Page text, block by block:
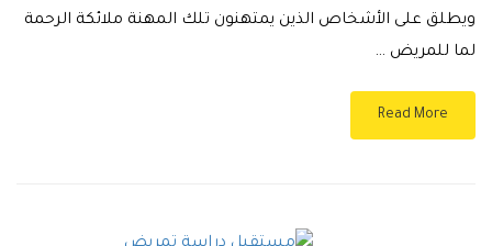
ويطلق على الأشخاص الذين يمتهنون تلك المهنة ملائكة الرحمة
لما للمريض …
Read More